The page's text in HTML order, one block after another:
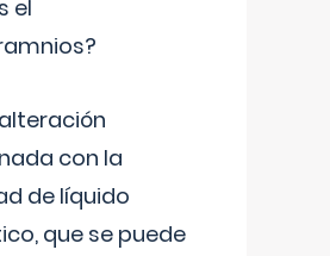
el
con la
de líquido
que se puede